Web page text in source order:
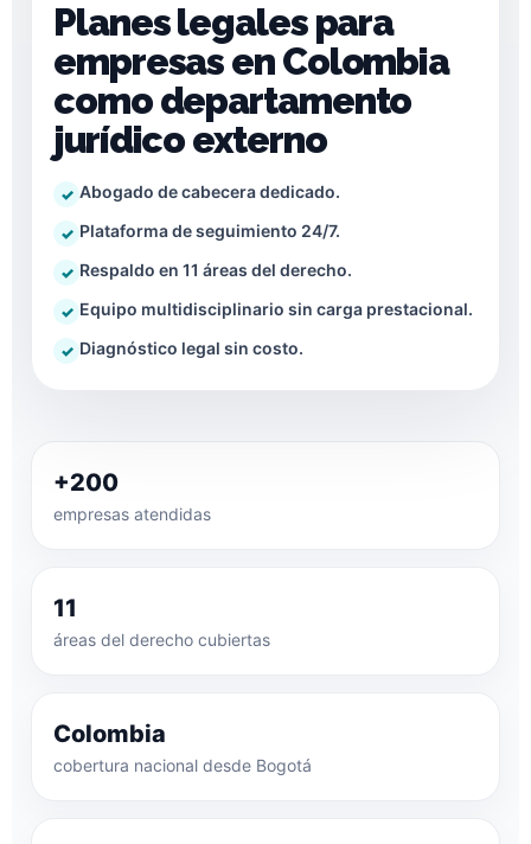
Planes legales para
empresas en Colombia
como departamento
jurídico externo
Abogado de cabecera dedicado.
Plataforma de seguimiento 24/7.
Respaldo en 11 áreas del derecho.
Equipo multidisciplinario sin carga prestacional.
Diagnóstico legal sin costo.
+200
empresas atendidas
11
áreas del derecho cubiertas
Colombia
cobertura nacional desde Bogotá